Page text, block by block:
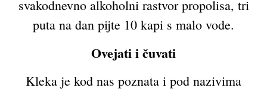
svakodnevno alkoholni rastvor propolisa, tri
puta na dan pijte 10 kapi s malo vode.
Ovejati i čuvati
Kleka je kod nas poznata i pod nazivima